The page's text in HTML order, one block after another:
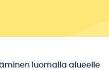
luomalla alueelle